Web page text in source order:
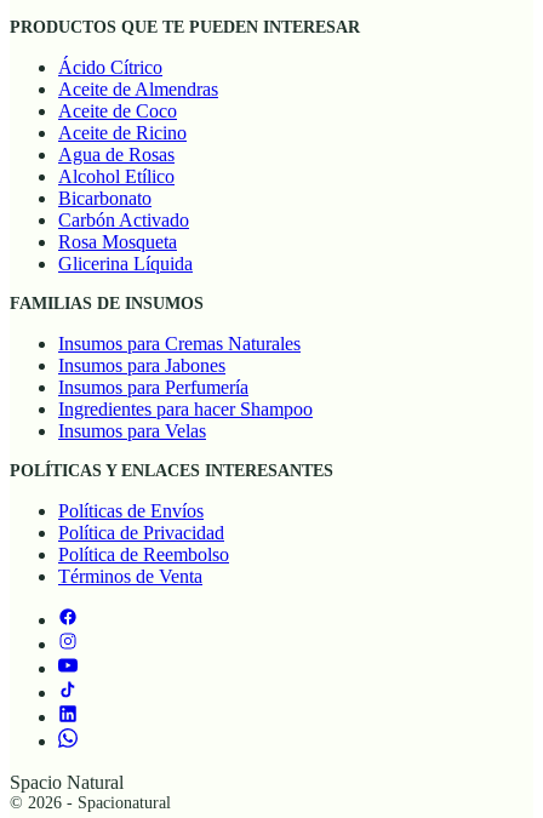
PRODUCTOS QUE TE PUEDEN INTERESAR
Ácido Cítrico
Aceite de Almendras
Aceite de Coco
Aceite de Ricino
Agua de Rosas
Alcohol Etílico
Bicarbonato
Carbón Activado
Rosa Mosqueta
Glicerina Líquida
FAMILIAS DE INSUMOS
Insumos para Cremas Naturales
Insumos para Jabones
Insumos para Perfumería
Ingredientes para hacer Shampoo
Insumos para Velas
POLÍTICAS Y ENLACES INTERESANTES
Políticas de Envíos
Política de Privacidad
Política de Reembolso
Términos de Venta
Spacio Natural
© 2026 - Spacionatural